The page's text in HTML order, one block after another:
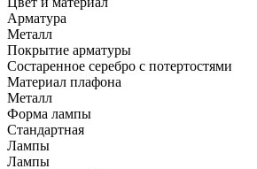
Арматура
Металл
Покрытие арматуры
Состаренное серебро с потертостями
Материал плафона
Металл
Форма лампы
Стандартная
Лампы
Лампы